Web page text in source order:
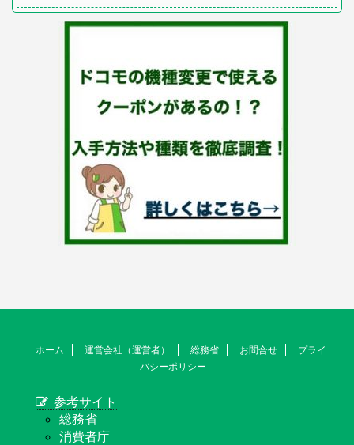
ホーム 運営会社（運営者） 総務省 お問合せ
プライ
バシーポリシー
参考サイト
総務省
消費者庁